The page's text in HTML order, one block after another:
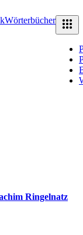
Wörterbücher
Ringelnatz